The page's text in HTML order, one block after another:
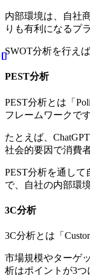
内部環境は、自社
りも有利になるプ
SWOT分析を行え
PEST分析
PEST分析とは「
フレームワークです
たとえば、
社会的要因で消費
PEST分析を通し
で、自社の内部環
3C分析
3C分析とは「
市場規模やターゲ
析はポイントが3